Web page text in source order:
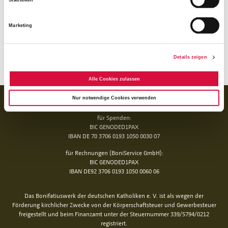
Marketing
Details zeigen
Alle Cookies zulassen
Nur notwendige Cookies verwenden
gegebenenfalls Fachtagungen geplant.
BANKVERBINDUNG
für Spenden:
BIC GENODED1PAX
IBAN DE 70 3706 0193 1050 0030 07
für Rechnungen (BoniService GmbH):
BIC GENODED1PAX
IBAN DE92 3706 0193 1050 0060 06
Das Bonifatiuswerk der deutschen Katholiken e. V. ist als wegen der
Förderung kirchlicher Zwecke von der Körperschaftsteuer und Gewerbesteuer
freigestellt und beim Finanzamt unter der Steuernummer 339/5794/0212
registriert.